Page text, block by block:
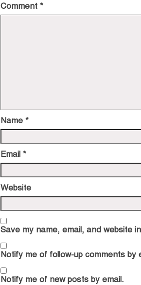
Comment *
Name *
Email *
Website
Save my name, email, and website
Notify me of follow-up comments by
Notify me of new posts by email.